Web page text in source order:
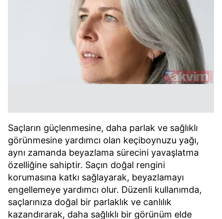
Saçların güçlenmesine, daha parlak ve sağlıklı
görünmesine yardımcı olan keçiboynuzu yağı,
aynı zamanda beyazlama sürecini yavaşlatma
özelliğine sahiptir. Saçın doğal rengini
korumasına katkı sağlayarak, beyazlamayı
engellemeye yardımcı olur. Düzenli kullanımda,
saçlarınıza doğal bir parlaklık ve canlılık
kazandırarak, daha sağlıklı bir görünüm elde